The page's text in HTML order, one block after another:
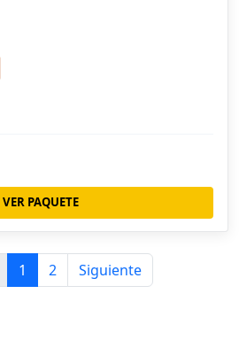
VER PAQUETE
1 2 Siguiente